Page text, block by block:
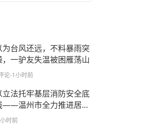
为台风还远，不料暴雨突
，一驴友失温被困雁荡山
论-1小时前
立法托牢基层消防安全底
——温州市全力推进居住
租房屋与合用场所消防安
时前